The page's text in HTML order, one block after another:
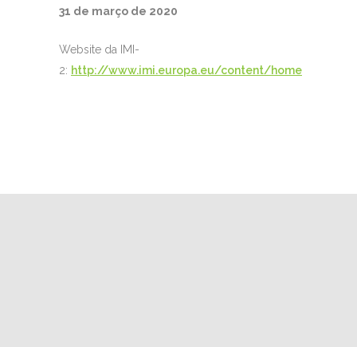
31 de março de 2020
Website da IMI-
2: http://www.imi.europa.eu/content/home